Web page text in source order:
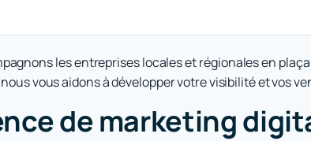
les entreprises locales et régionales en
vous aidons à développer votre visibilité et vos
de marketing